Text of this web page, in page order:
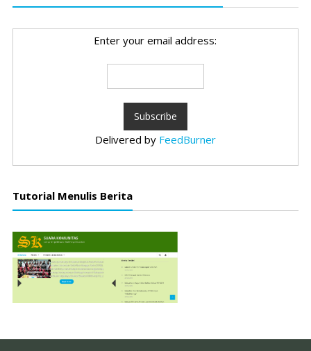
Enter your email address:
Delivered by FeedBurner
Tutorial Menulis Berita